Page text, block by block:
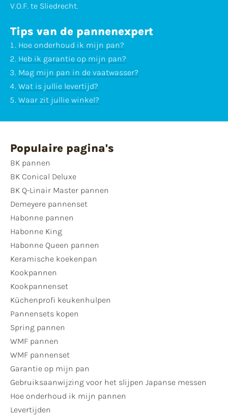
V.O.F. te Sliedrecht.
Tips van de pannenexpert
Hoe onderhoud ik mijn pan?
Heb ik garantie op mijn pan?
Mag mijn pan in de vaatwasser?
Wat is jullie levertijd?
Waar zit jullie winkel?
Populaire pagina's
BK pannen
BK Conical Deluxe
BK Q-Linair Master pannen
Demeyere pannenset
Habonne pannen
Habonne King
Habonne Queen pannen
Keramische koekenpan
Kookpannen
Kookpannenset
Küchenprofi keukenhulpen
Pannensets kopen
Spring pannen
WMF pannen
WMF pannenset
Garantie op mijn pan
Gebruiksaanwijzing voor het slijpen Japanse messen
Hoe onderhoud ik mijn pannen
Levertijden